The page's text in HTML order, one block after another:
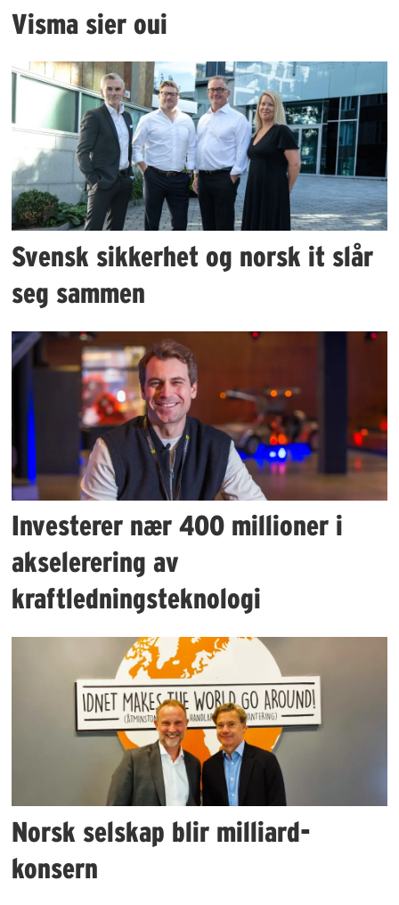
Visma sier oui
Svensk sikkerhet og norsk it slår
seg sammen
Investerer nær 400 millioner i
akselerering av
kraftledningsteknologi
Norsk selskap blir milliard-
konsern